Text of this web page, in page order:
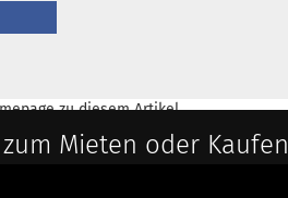
zu diesem Artikel.
Mieten oder Kaufen